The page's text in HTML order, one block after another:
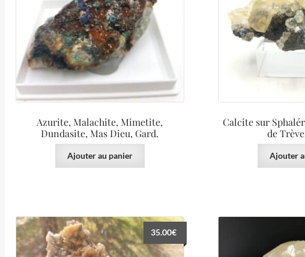
Azurite, Malachite, Mimetite,
Dundasite, Mas Dieu, Gard.
Ajouter au panier
Calcite sur
de
Ajouter
35.00€